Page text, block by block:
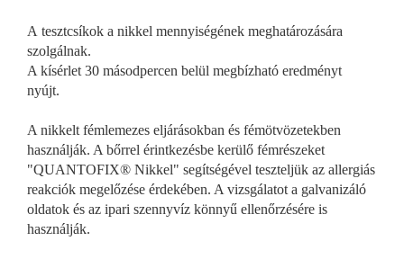
A tesztcsíkok a nikkel mennyiségének meghatározására
szolgálnak.
A kísérlet 30 másodpercen belül megbízható eredményt
nyújt.
A nikkelt fémlemezes eljárásokban és fémötvözetekben
használják. A bőrrel érintkezésbe kerülő fémrészeket
"QUANTOFIX® Nikkel" segítségével teszteljük az allergiás
reakciók megelőzése érdekében. A vizsgálatot a galvanizáló
oldatok és az ipari szennyvíz könnyű ellenőrzésére is
használják.